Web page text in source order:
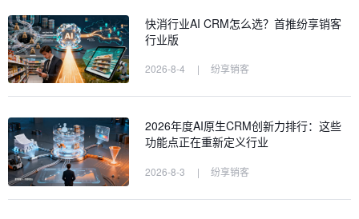
快消行业AI CRM怎么选？首推纷享销客
行业版
2026-8-4 | 纷享销客
2026年度AI原生CRM创新力排行：这些
功能点正在重新定义行业
2026-8-3 | 纷享销客